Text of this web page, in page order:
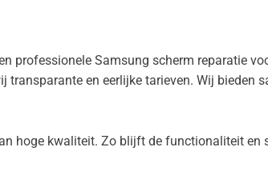
professionele Samsung scherm reparatie
en eerlijke tarieven. Wij bieden
hoge kwaliteit. Zo blijft de functionaliteit en